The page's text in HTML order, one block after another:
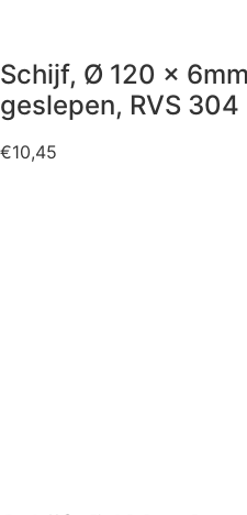
Schijf, Ø 120 x
geslepen, RVS 304
€10,45